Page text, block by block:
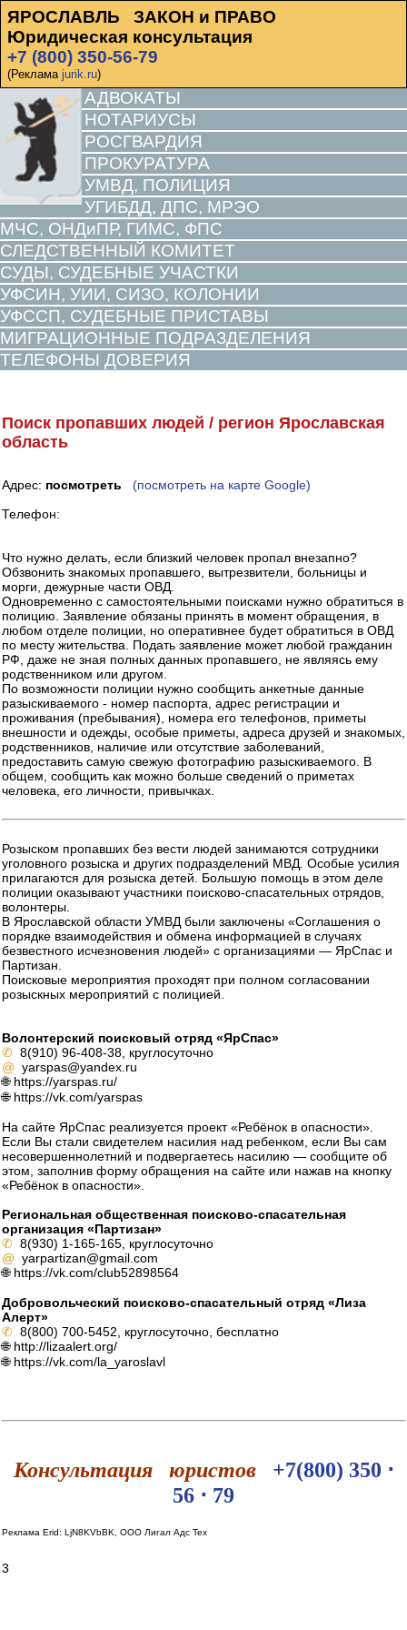
ЯРОСЛАВЛЬ ЗАКОН и ПРАВО
Юридическая консультация
+7 (800) 350-56-79
(Реклама jurik.ru)
АДВОКАТЫ
НОТАРИУСЫ
РОСГВАРДИЯ
ПРОКУРАТУРА
УМВД, ПОЛИЦИЯ
УГИБДД, ДПС, МРЭО
МЧС, ОНДиПР, ГИМС, ФПС
СЛЕДСТВЕННЫЙ КОМИТЕТ
СУДЫ, СУДЕБНЫЕ УЧАСТКИ
УФСИН, УИИ, СИЗО, КОЛОНИИ
УФССП, СУДЕБНЫЕ ПРИСТАВЫ
МИГРАЦИОННЫЕ ПОДРАЗДЕЛЕНИЯ
ТЕЛЕФОНЫ ДОВЕРИЯ
Поиск пропавших людей / регион Ярославская
область
Адрес: посмотреть
(посмотреть на карте Google)
Телефон:
Что нужно делать, если близкий человек пропал внезапно?
Обзвонить знакомых пропавшего, вытрезвители, больницы и
морги, дежурные части ОВД.
Одновременно с самостоятельными поисками нужно обратиться в
полицию. Заявление обязаны принять в момент обращения, в
любом отделе полиции, но оперативнее будет обратиться в ОВД
по месту жительства. Подать заявление может любой гражданин
РФ, даже не зная полных данных пропавшего, не являясь ему
родственником или другом.
По возможности полиции нужно сообщить анкетные данные
разыскиваемого - номер паспорта, адрес регистрации и
проживания (пребывания), номера его телефонов, приметы
внешности и одежды, особые приметы, адреса друзей и знакомых,
родственников, наличие или отсутствие заболеваний,
предоставить самую свежую фотографию разыскиваемого. В
общем, сообщить как можно больше сведений о приметах
человека, его личности, привычках.
Розыском пропавших без вести людей занимаются сотрудники
уголовного розыска и других подразделений МВД. Особые усилия
прилагаются для розыска детей. Большую помощь в этом деле
полиции оказывают участники поисково-спасательных отрядов,
волонтеры.
В Ярославской области УМВД были заключены «Соглашения о
порядке взаимодействия и обмена информацией в случаях
безвестного исчезновения людей» c организациями — ЯрСпас и
Партизан.
Поисковые мероприятия проходят при полном согласовании
розыскных мероприятий с полицией.
Волонтерский поисковый отряд «ЯрСпас»
✆ 8(910) 96-408-38, круглосуточно
@ yarspas@yandex.ru
🌐 https://yarspas.ru/
🌐 https://vk.com/yarspas
На сайте ЯрСпас реализуется проект «Ребёнок в опасности».
Если Вы стали свидетелем насилия над ребенком, если Вы сам
несовершеннолетний и подвергаетесь насилию — сообщите об
этом, заполнив форму обращения на сайте или нажав на кнопку
«Ребёнок в опасности».
Региональная общественная поисково-спасательная
организация «Партизан»
✆ 8(930) 1-165-165, круглосуточно
@ yarpartizan@gmail.com
🌐 https://vk.com/club52898564
Добровольческий поисково-спасательный отряд «Лиза
Алерт»
✆ 8(800) 700-5452, круглосуточно, бесплатно
🌐 http://lizaalert.org/
🌐 https://vk.com/la_yaroslavl
Консультация юристов
+7(800) 350 ⋅
56 ⋅ 79
Реклама Erid: LjN8KVbBK, ООО Лигал Адс Тех
3